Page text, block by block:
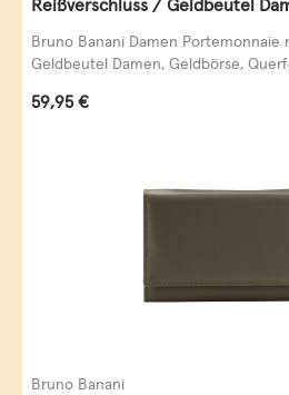
Reißverschluss / Geldbeutel
Querformat, echt Leder, black/
Bruno Banani Damen Portemonnaie
Geldbeutel Damen, Geldbörse,
Regulärer Preis:
59,95 €
Bruno Banani